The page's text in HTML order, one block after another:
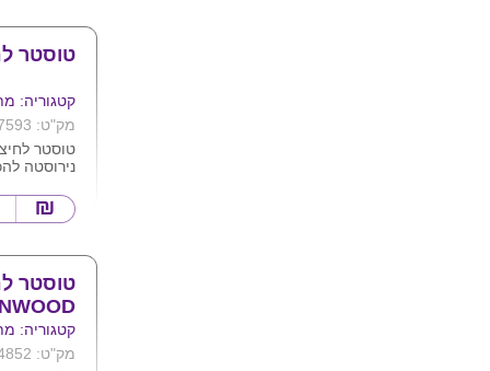
.
גובה: 41
31 ס"מ
הפעלה
טוסטר
קטגוריה:
מק"ט: 7593
טוסטר
כולל סכין
כולל ציפוי
טוסטר
קטגוריה:
מק"ט: 4852